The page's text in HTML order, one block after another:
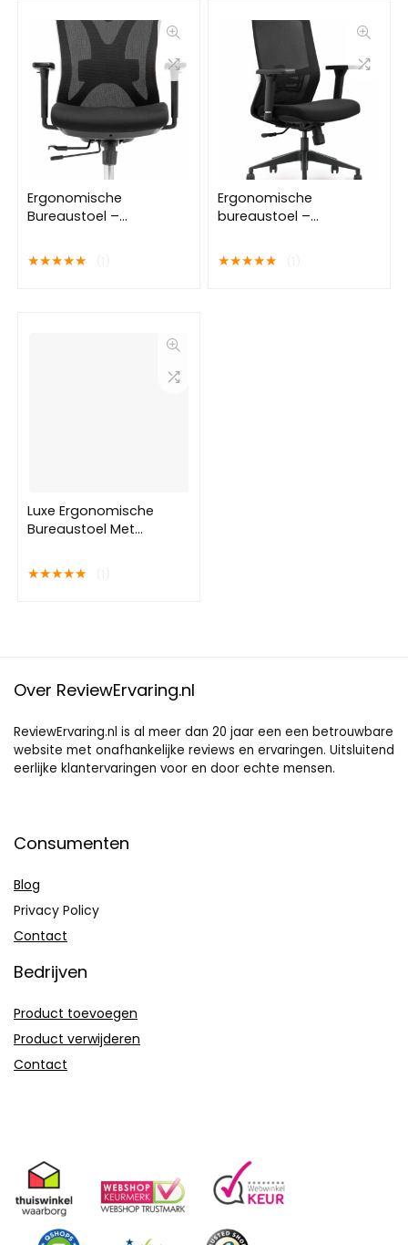
Ergonomische
Bureaustoel –
Volwassenen – Volledig
Verstelbaar – EN1335 –
★★★★★
Ergonomische
bureaustoel –
Kantoorstoel –
Bureaustoelen voor
★★★★★
Luxe Ergonomische
Bureaustoel Met
Directie Managerstoel
Ergonomisch –
– Extra Dikke Vulling –
★★★★★
Over ReviewErvaring.nl
ReviewErvaring.nl is al meer dan 20 jaar een een betrouwbare
website met onafhankelijke reviews en ervaringen. Uitsluitend
eerlijke klantervaringen voor en door echte mensen.
Consumenten
Blog
Privacy Policy
Contact
Bedrijven
Product toevoegen
Product verwijderen
Contact